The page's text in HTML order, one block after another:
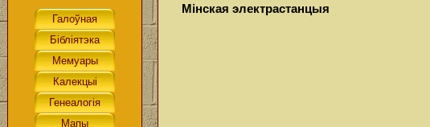
Мінская электрастанцыя